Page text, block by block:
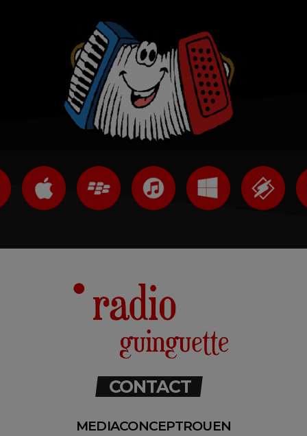
CONTACT
MEDIACONCEPTROUEN